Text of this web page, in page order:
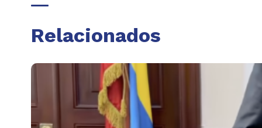
Relacionados